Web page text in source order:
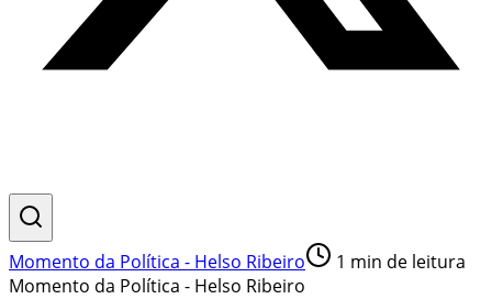
Momento da Política - Helso Ribeiro 1 min de leitura
Momento da Política - Helso Ribeiro